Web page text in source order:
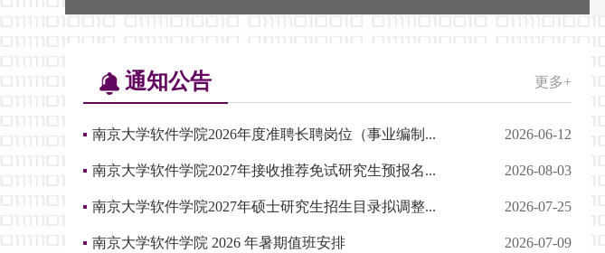
通知公告 更多+
南京大学软件学院2026年度准聘长聘岗位（事业编制... 2026-06-12
南京大学软件学院2027年接收推荐免试研究生预报名... 2026-08-03
南京大学软件学院2027年硕士研究生招生目录拟调整... 2026-07-25
南京大学软件学院 2026 年暑期值班安排 2026-07-09